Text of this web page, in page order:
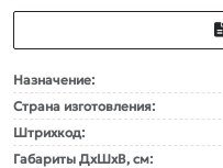
Назначение:
Страна изготовления:
Штрихкод:
Габариты ДxШxВ, см: